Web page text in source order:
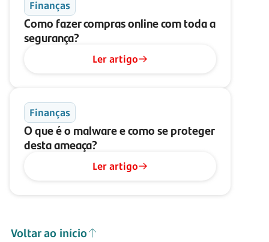
Finanças
Como fazer compras online com toda a
segurança?
Ler artigo
Finanças
O que é o malware e como se proteger
desta ameaça?
Ler artigo
Voltar ao início